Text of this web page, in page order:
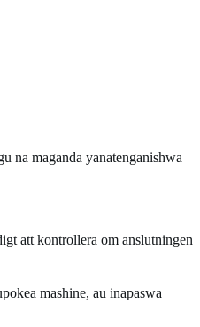
na maganda yanatenganishwa
att kontrollera om anslutningen
mashine, au inapaswa